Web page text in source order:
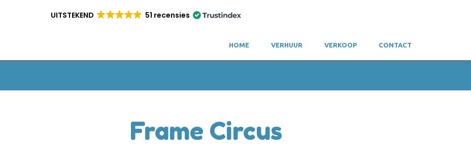
UITSTEKEND 51 recensies
HOME VERHUUR VERKOOP CONTACT
Frame Circus